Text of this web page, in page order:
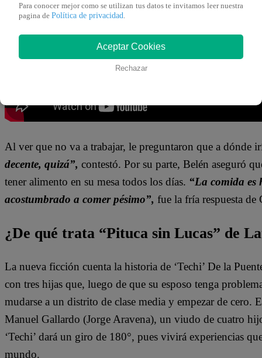
de su molestia.
Al ver que no va a trabajar, le preguntaron que a dónde
decente, quizá”, contestó. Por su parte, Belén aseguró
tener alimento en su mesa todos los días. “La comida es
acostumbrado a comer pésimo”, fue la fría respuesta de
¿De qué trata “Pituca sin Lucas” de
La nueva ficción cuenta la historia de ‘Techi’ De la
con tres hijas que, luego de que su esposo tenga
mudarse a un distrito de clase media y empezar de cero.
Manuel Gallardo (Jorge Aravena), un viudo de cuatro
‘Techi’ dará un giro de 180°, pues vivirá experiencias
mundo.
Para conocer mejor como se utilizan tus datos te invitamos leer nuestra
pagina de Política de privacidad.
Aceptar Cookies
Rechazar